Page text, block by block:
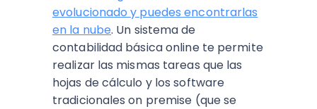
evolucionado y puedes encontrarlas
en la nube. Un sistema de
contabilidad básica online te permite
realizar las mismas tareas que las
hojas de cálculo y los software
tradicionales on premise (que se